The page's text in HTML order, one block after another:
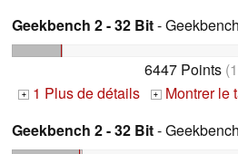
Geekbench 2 - 32 Bit-
6447 Points
+ 1 Plus de détails + Montrer le
Geekbench 2 - 32 Bit-